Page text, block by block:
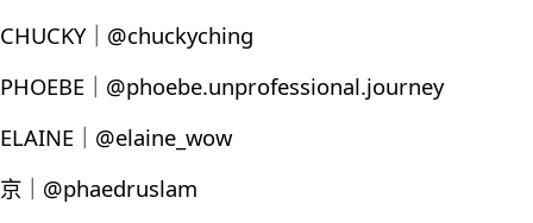
CHUCKY｜@chuckyching
PHOEBE｜@phoebe.unprofessional.journey
ELAINE｜@elaine_wow
京｜@phaedruslam